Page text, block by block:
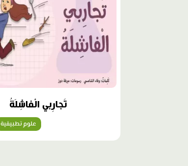
تَجارِبي الْفاشِلَةُ
علوم تطبيقية